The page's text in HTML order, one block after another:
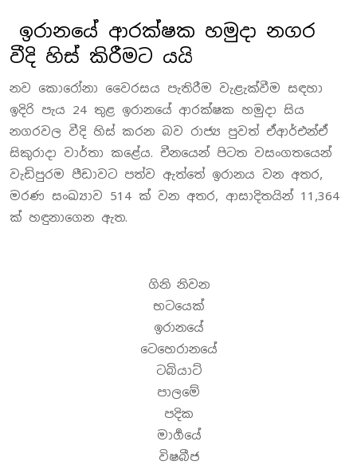
ඉරානයේ ආරක්ෂක හමුදා නගර
වීදි හිස් කිරීමට යයි
නව කොරෝනා වෛරසය පැතිරීම වැළැක්වීම සඳහා
ඉදිරි පැය 24 තුළ ඉරානයේ ආරක්ෂක හමුදා සිය
නගරවල වීදි හිස් කරන බව රාජ්‍ය පුවත් ඒආර්එන්ඒ
සිකුරාදා වාර්තා කළේය. චීනයෙන් පිටත වසංගතයෙන්
වැඩිපුරම පීඩාවට පත්ව ඇත්තේ ඉරානය වන අතර,
මරණ සංඛ්‍යාව 514 ක් වන අතර, ආසාදිතයින් 11,364
ක් හඳුනාගෙන ඇත.
ගිනි නිවන
භටයෙක්
ඉරානයේ
ටෙහෙරානයේ
ටබියාට්
පාලමේ
පදික
මාර්‍ගයේ
විෂබීජ